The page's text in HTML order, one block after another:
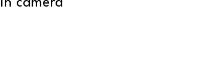
camera